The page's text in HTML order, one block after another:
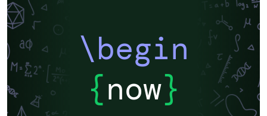
\begin
{now}